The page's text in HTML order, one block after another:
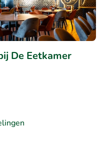
De Eetkamer